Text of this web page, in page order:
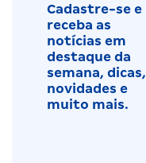
Cadastre-se e
receba as
notícias em
destaque da
semana, dicas,
novidades e
muito mais.